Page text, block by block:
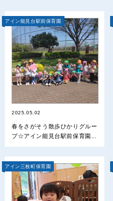
アイン能見台駅前保育園
2025.05.02
春をさがそう散歩ひかりグルー
プ☆アイン能見台駅前保育園...
アイン三枚町保育園